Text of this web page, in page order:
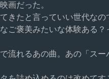
画だった。
きたと言っていい世代な
ご褒美みたいな体験ある
流れるあの曲。あの「ス